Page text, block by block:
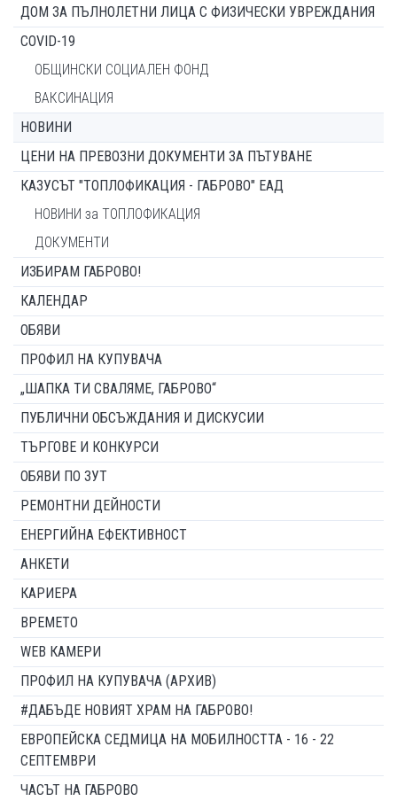
ДОМ ЗА ПЪЛНОЛЕТНИ ЛИЦА С ФИЗИЧЕСКИ УВРЕЖДАНИЯ
COVID-19
ОБЩИНСКИ СОЦИАЛЕН ФОНД
ВАКСИНАЦИЯ
НОВИНИ
ЦЕНИ НА ПРЕВОЗНИ ДОКУМЕНТИ ЗА ПЪТУВАНЕ
КАЗУСЪТ "ТОПЛОФИКАЦИЯ - ГАБРОВО" ЕАД
НОВИНИ за ТОПЛОФИКАЦИЯ
ДОКУМЕНТИ
ИЗБИРАМ ГАБРОВО!
КАЛЕНДАР
ОБЯВИ
ПРОФИЛ НА КУПУВАЧА
„ШАПКА ТИ СВАЛЯМЕ, ГАБРОВО“
ПУБЛИЧНИ ОБСЪЖДАНИЯ И ДИСКУСИИ
ТЪРГОВЕ И КОНКУРСИ
ОБЯВИ ПО ЗУТ
РЕМОНТНИ ДЕЙНОСТИ
ЕНЕРГИЙНА ЕФЕКТИВНОСТ
АНКЕТИ
КАРИЕРА
ВРЕМЕТО
WEB КАМЕРИ
ПРОФИЛ НА КУПУВАЧА (АРХИВ)
#ДАБЪДЕ НОВИЯТ ХРАМ НА ГАБРОВО!
ЕВРОПЕЙСКА СЕДМИЦА НА МОБИЛНОСТТА - 16 - 22
СЕПТЕМВРИ
ЧАСЪТ НА ГАБРОВО